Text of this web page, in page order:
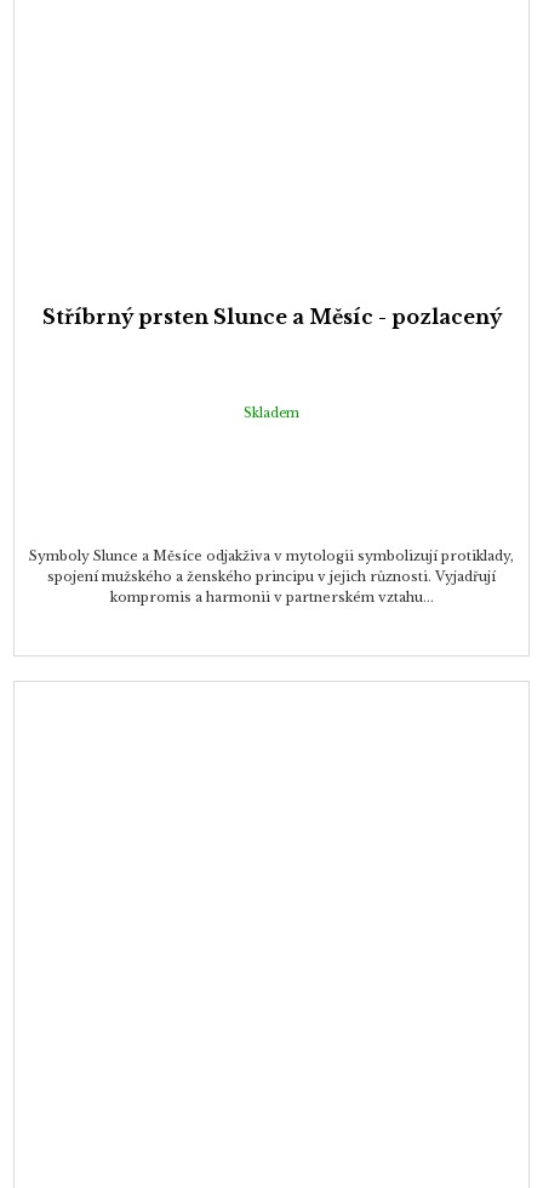
Stříbrný prsten Slunce a Měsíc - pozlacený
Skladem
Symboly Slunce a Měsíce odjakživa v mytologii symbolizují protiklady,
spojení mužského a ženského principu v jejich různosti. Vyjadřují
kompromis a harmonii v partnerském vztahu...